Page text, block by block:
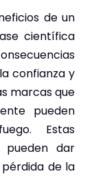
de un
científica
confianza y
marcas que
pueden
Estas
pueden dar
de la